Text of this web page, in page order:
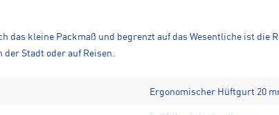
das kleine Packmaß und begrenzt auf das Wesentliche ist die
der Stadt oder auf Reisen.
Ergonomischer Hüftgurt 20